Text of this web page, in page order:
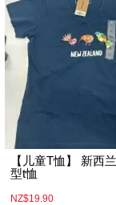
【儿童T恤】 新西
型t恤
NZ$19.90